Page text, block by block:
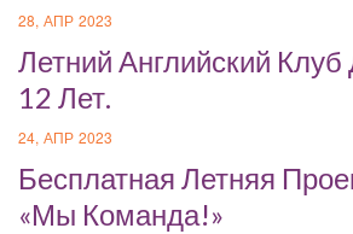
28, АПР 2023
Летний Английский
12 Лет.
24, АПР 2023
Бесплатная Летняя
«Мы Команда!»